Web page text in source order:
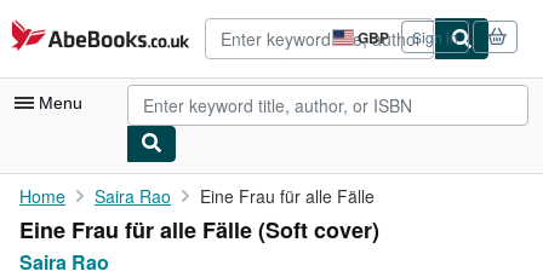
Skip to main content
AbeBooks.co.uk GBP
Site
shopping
preferences
Sign in
Menu
My Account
My Purchases
Home Saira Rao Eine Frau für alle Fälle
Eine Frau für alle Fälle (Soft cover)
Saira Rao